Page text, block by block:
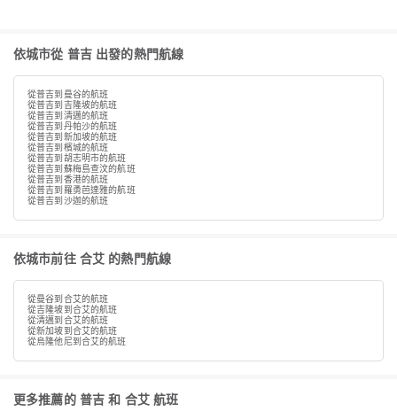
依城市從 普吉 出發的熱門航線
從普吉到曼谷的航班
從普吉到吉隆坡的航班
從普吉到清邁的航班
從普吉到丹帕沙的航班
從普吉到新加坡的航班
從普吉到檳城的航班
從普吉到胡志明市的航班
從普吉到蘇梅島查汶的航班
從普吉到香港的航班
從普吉到羅勇芭達雅的航班
從普吉到沙迦的航班
依城市前往 合艾 的熱門航線
從曼谷到合艾的航班
從吉隆坡到合艾的航班
從清邁到合艾的航班
從新加坡到合艾的航班
從烏隆他尼到合艾的航班
更多推薦的 普吉 和 合艾 航班